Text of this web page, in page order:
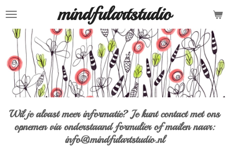
Ga
naar
hoofdinhoud
mindfulartstudio
Wil je alvast meer informatie? Je kunt contact met ons
opnemen via onderstaand formulier of mailen naar:
info@mindfulartstudio.nl